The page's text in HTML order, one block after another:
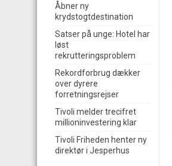
Åbner ny
krydstogtdestination
Satser på unge: Hotel har
løst
rekrutteringsproblem
Rekordforbrug dækker
over dyrere
forretningsrejser
Tivoli melder trecifret
millioninvestering klar
Tivoli Friheden henter ny
direktør i Jesperhus